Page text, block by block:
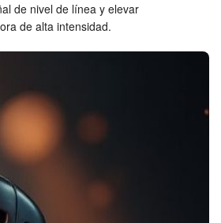
de nivel de línea y elevar
de alta intensidad.